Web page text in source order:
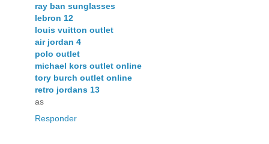
ray ban sunglasses
lebron 12
louis vuitton outlet
air jordan 4
polo outlet
michael kors outlet online
tory burch outlet online
retro jordans 13
as
Responder